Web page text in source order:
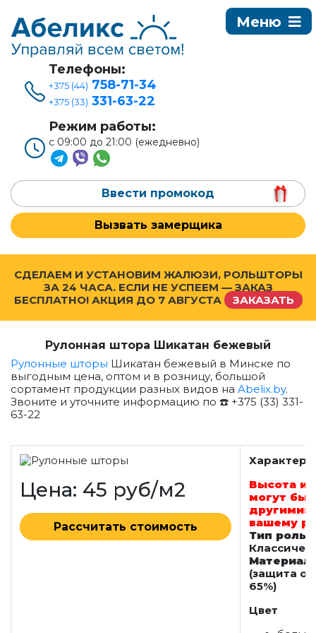
Телефоны:
+375 (44) 758-71-34
+375 (33) 331-63-22
Режим работы:
с 09:00 до 21:00 (ежедневно)
Ввести промокод
Вызвать замерщика
СДЕЛАЕМ И УСТАНОВИМ ЖАЛЮЗИ, РОЛЬШТОРЫ
ЗА 24 ЧАСА. ЕСЛИ НЕ УСПЕЕМ — ЗАКАЗ
БЕСПЛАТНО! АКЦИЯ ДО 7 АВГУСТА ЗАКАЗАТЬ
Рулонная штора Шикатан бежевый
Рулонные шторы Шикатан бежевый в Минске по
выгодным цена, оптом и в розницу, большой
сортамент продукции разных видов на Abelix.by.
Звоните и уточните информацию по ☎️ +375 (33) 331-
63-22
Цена: 45 руб/м2
Рассчитать стоимость
Высота и
могут
другими:
вашему
Тип
Материал
(защита от
65%)
Цвет